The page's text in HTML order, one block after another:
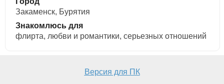
Закаменск, Бурятия
Знакомлюсь для
флирта, любви и романтики, cерьезных отношений
Версия для ПК